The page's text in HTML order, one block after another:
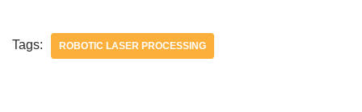
Tags: ROBOTIC LASER PROCESSING